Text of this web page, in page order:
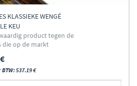
KLASSIEKE WENGÉ
KEU
product tegen de
die op de markt
537.19 €